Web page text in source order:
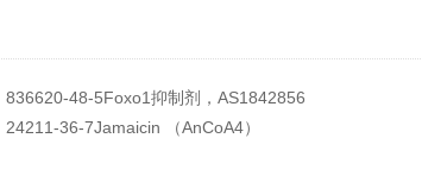
836620-48-5Foxo1抑制剂，AS1842856
24211-36-7Jamaicin （AnCoA4）